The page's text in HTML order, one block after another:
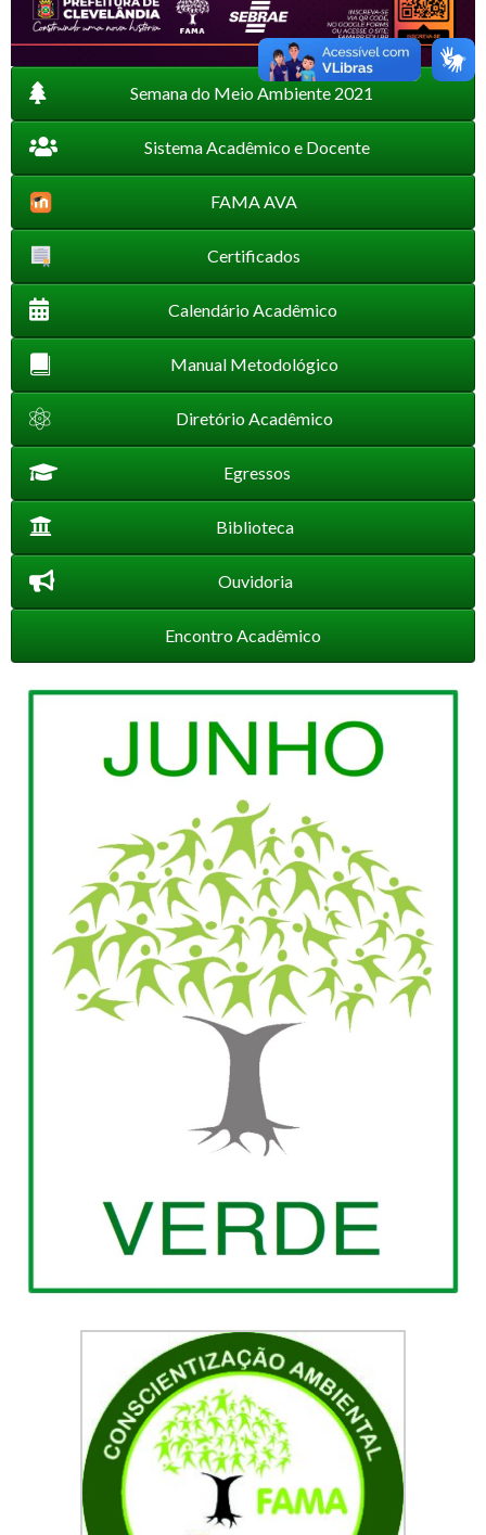
Semana do Meio Ambiente 2021
Sistema Acadêmico e Docente
FAMA AVA
Certificados
Calendário Acadêmico
Manual Metodológico
Diretório Acadêmico
Egressos
Biblioteca
Ouvidoria
Encontro Acadêmico